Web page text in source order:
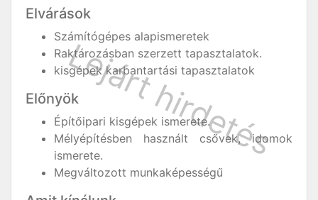
Elvárások
Számítógépes alapismeretek
Raktározásban szerzett tapasztalatok.
kisgépek karbantartási tapasztalatok
Előnyök
Építőipari kisgépek ismerete.
Mélyépítésben használt csővek, idomok
ismerete.
Megváltozott munkaképességű